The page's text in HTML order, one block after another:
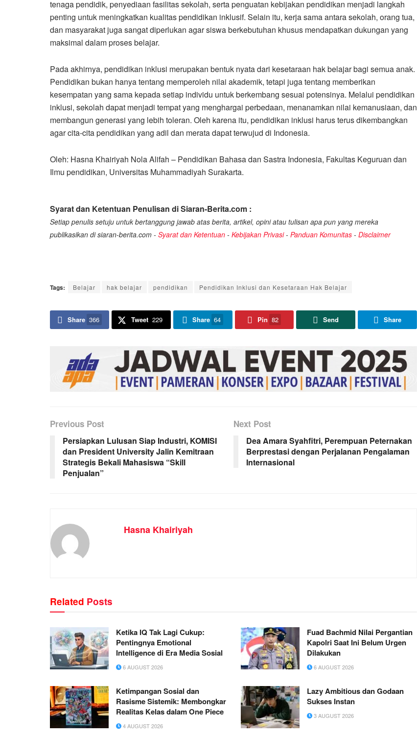
tenaga pendidik, penyediaan fasilitas sekolah, serta penguatan kebijakan pendidikan menjadi langkah
penting untuk meningkatkan kualitas pendidikan inklusif. Selain itu, kerja sama antara sekolah, orang tua,
dan masyarakat juga sangat diperlukan agar siswa berkebutuhan khusus mendapatkan dukungan yang
maksimal dalam proses belajar.
Pada akhirnya, pendidikan inklusi merupakan bentuk nyata dari kesetaraan hak belajar bagi semua anak.
Pendidikan bukan hanya tentang memperoleh nilai akademik, tetapi juga tentang memberikan
kesempatan yang sama kepada setiap individu untuk berkembang sesuai potensinya. Melalui pendidikan
inklusi, sekolah dapat menjadi tempat yang menghargai perbedaan, menanamkan nilai kemanusiaan, dan
membangun generasi yang lebih toleran. Oleh karena itu, pendidikan inklusi harus terus dikembangkan
agar cita-cita pendidikan yang adil dan merata dapat terwujud di Indonesia.
Oleh: Hasna Khairiyah Nola Alifah – Pendidikan Bahasa dan Sastra Indonesia, Fakultas Keguruan dan
Ilmu pendidikan, Universitas Muhammadiyah Surakarta.
Syarat dan Ketentuan Penulisan di Siaran-Berita.com :
Setiap penulis setuju untuk bertanggung jawab atas berita, artikel, opini atau tulisan apa pun yang mereka
publikasikan di siaran-berita.com - Syarat dan Ketentuan - Kebijakan Privasi- Panduan Komunitas - Disclaimer
Tags: Belajar hak belajar pendidikan Pendidikan Inklusi dan Kesetaraan Hak Belajar
Share 366 Tweet 229 Share 64 Pin 82 Send Share
Previous Post
Persiapkan Lulusan Siap Industri, KOMISI
dan President University Jalin Kemitraan
Strategis Bekali Mahasiswa “Skill
Penjualan”
Next Post
Dea Amara Syahfitri, Perempuan Peternakan
Berprestasi dengan Perjalanan Pengalaman
Internasional
Hasna Khairiyah
Related Posts
Ketika IQ Tak Lagi Cukup:
Pentingnya Emotional
Intelligence di Era Media Sosial
6 AUGUST 2026
Fuad Bachmid Nilai Pergantian
Kapolri Saat Ini Belum Urgen
Dilakukan
6 AUGUST 2026
Ketimpangan Sosial dan
Rasisme Sistemik: Membongkar
Realitas Kelas dalam One Piece
4 AUGUST 2026
Lazy Ambitious dan Godaan
Sukses Instan
3 AUGUST 2026